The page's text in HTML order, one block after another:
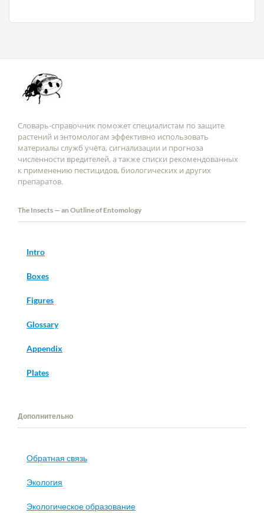
Словарь-справочник поможет специалистам по защите
растений и энтомологам эффективно использовать
материалы служб учёта, сигнализации и прогноза
численности вредителей, а также списки рекомендованных
к применению пестицидов, биологических и других
препаратов.
The Insects — an Outline of Entomology
Intro
Boxes
Figures
Glossary
Appendix
Plates
Дополнительно
Обратная связь
Экология
Экологическое образование